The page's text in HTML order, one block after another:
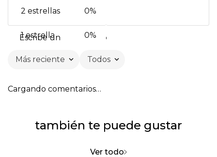
2 estrellas 0%
1 estrella 0%
Escribe un comentario
Título
Califica el producto de 1 a 5 estrellas
Más reciente Todos
Cargando comentarios…
también te puede gustar
Ver todo